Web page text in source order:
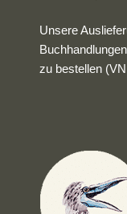
Unsere
zu bestellen